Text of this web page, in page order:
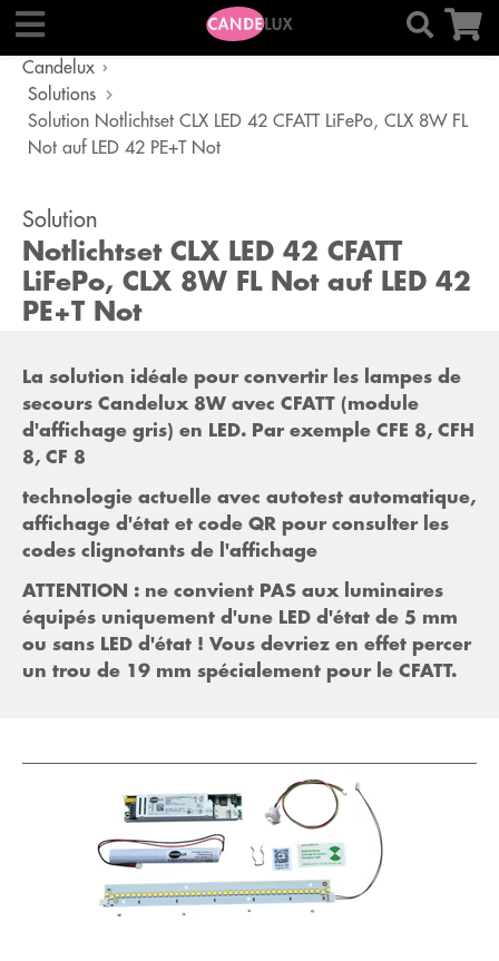
Candelux
Solutions
Solution Notlichtset CLX LED 42 CFATT LiFePo, CLX 8W FL
Not auf LED 42 PE+T Not
Solution
Notlichtset CLX LED 42 CFATT
LiFePo, CLX 8W FL Not auf LED 42
PE+T Not
La solution idéale pour convertir les lampes de
secours Candelux 8W avec CFATT (module
d'affichage gris) en LED. Par exemple CFE 8, CFH
8, CF 8
technologie actuelle avec autotest automatique,
affichage d'état et code QR pour consulter les
codes clignotants de l'affichage
ATTENTION : ne convient PAS aux luminaires
équipés uniquement d'une LED d'état de 5 mm
ou sans LED d'état ! Vous devriez en effet percer
un trou de 19 mm spécialement pour le CFATT.